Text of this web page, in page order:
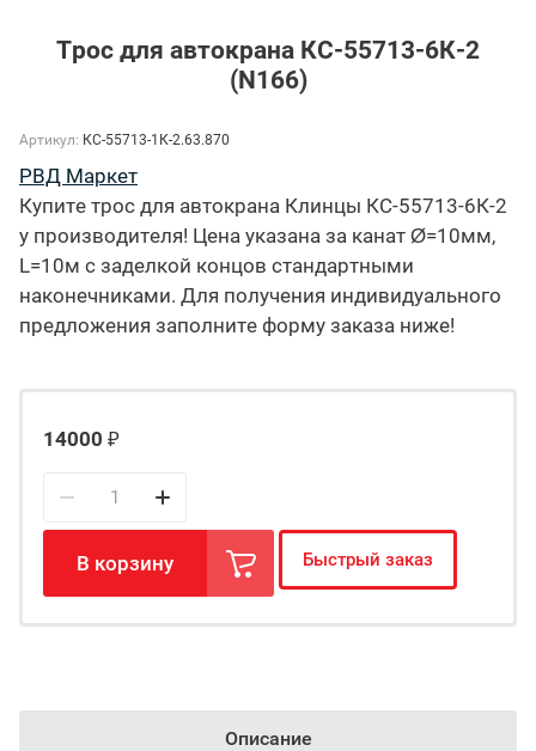
Трос для автокрана КС-55713-6К-2
(N166)
Артикул: КС-55713-1К-2.63.870
РВД Маркет
Купите трос для автокрана Клинцы КС-55713-6К-2
у производителя! Цена указана за канат Ø=10мм,
L=10м с заделкой концов стандартными
наконечниками. Для получения индивидуального
предложения заполните форму заказа ниже!
14000 ₽
В корзину Быстрый заказ
Описание